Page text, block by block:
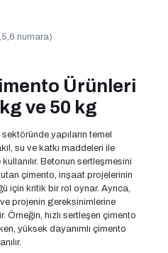
numara)
Ürünleri
kg ve 50 kg
yapıların temel
su ve katkı maddeleri ile
Betonun sertleşmesini
çimento, inşaat projelerinin
için kritik bir rol oynar. Ayrıca,
projenin gereksinimlerine
hızlı sertleşen çimento
yüksek dayanımlı çimento